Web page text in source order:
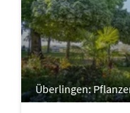
Überlingen: